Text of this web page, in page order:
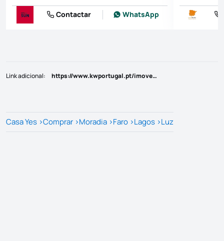
Contactar WhatsApp
Link adicional: https://www.kwportugal.pt/imovel/Venda/Moradia/Faro/Lagos/Luz/50938
Casa Yes >Comprar >Moradia >Faro >Lagos >Luz